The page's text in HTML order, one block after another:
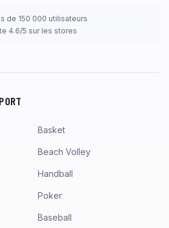
de 150 000 utilisateurs
4.6/5 sur les stores
Basket
Beach Volley
Handball
Poker
Baseball